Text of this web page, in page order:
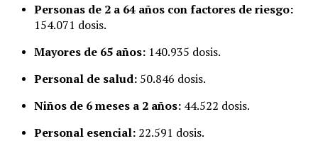
Personas de 2 a 64 años con factores de riesgo:
154.071 dosis.
Mayores de 65 años: 140.935 dosis.
Personal de salud: 50.846 dosis.
Niños de 6 meses a 2 años: 44.522 dosis.
Personal esencial: 22.591 dosis.